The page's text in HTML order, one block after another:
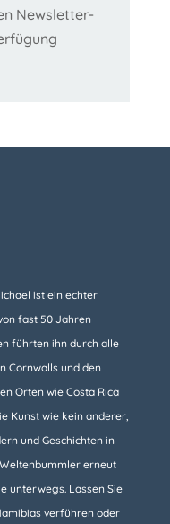
Newsletter-
ist ein echter
fast 50 Jahren
führten ihn durch alle
Cornwalls und den
Orten wie Costa Rica
Kunst wie kein anderer,
und Geschichten in
erneut
unterwegs. Lassen Sie
verführen oder